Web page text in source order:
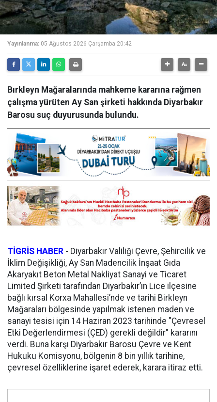
Yayınlanma: 05 Ağustos 2026 Çarşamba 20:42
Bırkleyn Mağaralarında mahkeme kararına rağmen
çalışma yürüten Ay San şirketi hakkında Diyarbakır
Barosu suç duyurusunda bulundu.
TİGRİS HABER - Diyarbakır Valiliği Çevre, Şehircilik ve
İklim Değişikliği, Ay San Madencilik İnşaat Gıda
Akaryakıt Beton Metal Nakliyat Sanayi ve Ticaret
Limited Şirketi tarafından Diyarbakır’ın Lice ilçesine
bağlı kırsal Korxa Mahallesi’nde ve tarihi Birkleyn
Mağaraları bölgesinde yapılmak istenen maden ve
sanayi tesisi için 14 Haziran 2023 tarihinde "Çevresel
Etki Değerlendirmesi (ÇED) gerekli değildir" kararını
verdi. Buna karşı Diyarbakır Barosu Çevre ve Kent
Hukuku Komisyonu, bölgenin 8 bin yıllık tarihine,
çevresel özelliklerine işaret ederek, karara itiraz etti.